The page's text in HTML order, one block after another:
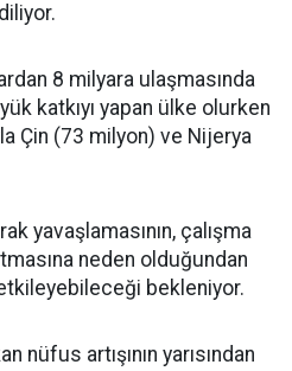
8 milyara ulaşmasında
katkıyı yapan ülke olurken
Çin (73 milyon) ve Nijerya
yavaşlamasının, çalışma
neden olduğundan
bekleniyor.
nüfus artışının yarısından